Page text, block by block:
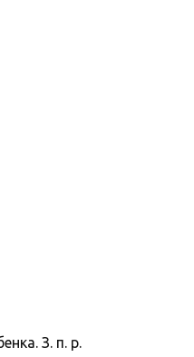
З. п. р.